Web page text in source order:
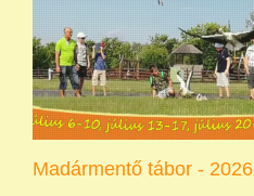
Madármentő tábor - 2026